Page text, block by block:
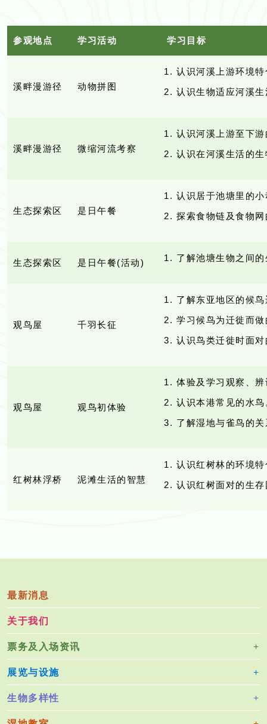
参观地点 学习活动 学习目标
溪畔漫游径 动物拼图
认识河溪上游环境特
认识生物适应河溪
溪畔漫游径 微缩河流考察
认识河溪上游至下
认识在河溪生活的生
生态探索区 是日午餐
认识居于池塘里的
探索食物链及食物
生态探索区 是日午餐(活动) 了解池塘生物之间
观鸟屋 千羽长征
了解东亚地区的候
学习候鸟为迁徙而
认识鸟类迁徙时面
观鸟屋 观鸟初体验
体验及学习观察、
认识本港常见的水鸟
了解湿地与雀鸟的
红树林浮桥 泥滩生活的智慧
认识红树林的环境特
认识红树面对的生
最新消息
关于我们
票务及入场资讯
展览与设施
生物多样性